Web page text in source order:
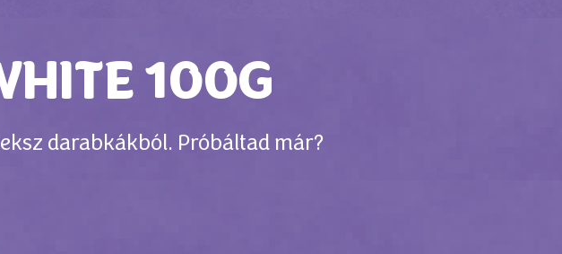
100G
darabkákból. Próbáltad már?